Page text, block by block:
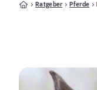
Ratgeber Pferde